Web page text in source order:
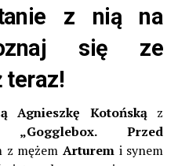
z nią na
się ze
teraz!
Agnieszkę Kotońskąz
„Gogglebox. Przed
z mężem Arturemi synem